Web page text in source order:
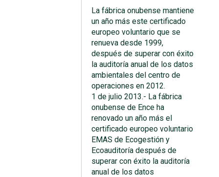
La fábrica onubense mantiene
un año más este certificado
europeo voluntario que se
renueva desde 1999,
después de superar con éxito
la auditoría anual de los datos
ambientales del centro de
operaciones en 2012.
1 de julio 2013.- La fábrica
onubense de Ence ha
renovado un año más el
certificado europeo voluntario
EMAS de Ecogestión y
Ecoauditoría después de
superar con éxito la auditoría
anual de los datos